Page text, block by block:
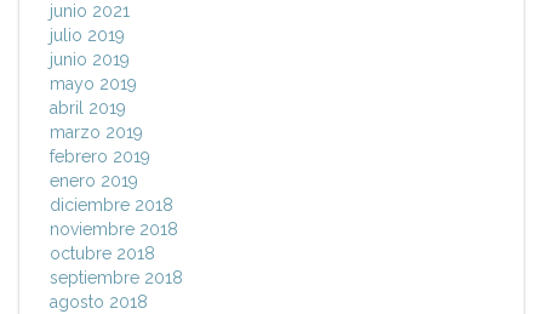
junio 2021
julio 2019
junio 2019
mayo 2019
abril 2019
marzo 2019
febrero 2019
enero 2019
diciembre 2018
noviembre 2018
octubre 2018
septiembre 2018
agosto 2018